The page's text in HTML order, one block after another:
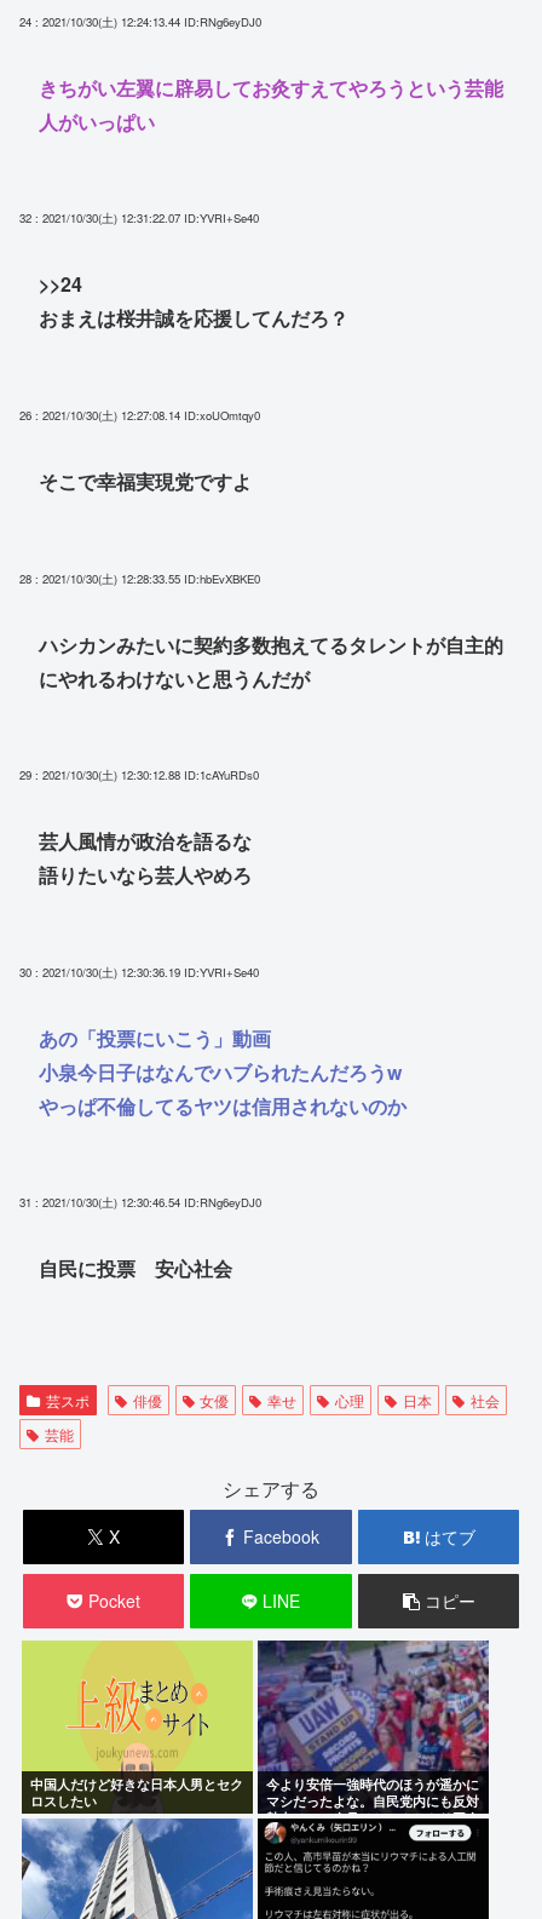
24 : 2021/10/30(土) 12:24:13.44 ID:RNg6eyDJ0
きちがい左翼に辟易してお灸すえてやろうという芸能
人がいっぱい
32 : 2021/10/30(土) 12:31:22.07 ID:YVRI+Se40
>>24
おまえは桜井誠を応援してんだろ？
26 : 2021/10/30(土) 12:27:08.14 ID:xoUOmtqy0
そこで幸福実現党ですよ
28 : 2021/10/30(土) 12:28:33.55 ID:hbEvXBKE0
ハシカンみたいに契約多数抱えてるタレントが自主的
にやれるわけないと思うんだが
29 : 2021/10/30(土) 12:30:12.88 ID:1cAYuRDs0
芸人風情が政治を語るな
語りたいなら芸人やめろ
30 : 2021/10/30(土) 12:30:36.19 ID:YVRI+Se40
あの「投票にいこう」動画
小泉今日子はなんでハブられたんだろうw
やっぱ不倫してるヤツは信用されないのか
31 : 2021/10/30(土) 12:30:46.54 ID:RNg6eyDJ0
自民に投票 安心社会
芸スポ 俳優 女優 幸せ 心理 日本
社会
芸能
シェアする
X Facebook はてブ
Pocket LINE コピー
中国人だけど好きな日本人男とセク
ロスしたい
今より安倍一強時代のほうが遥かに
マシだったよな。自民党内にも反対
勢力はいて会見はちゃんとやり国会
にも出席、僅かに常識もあった